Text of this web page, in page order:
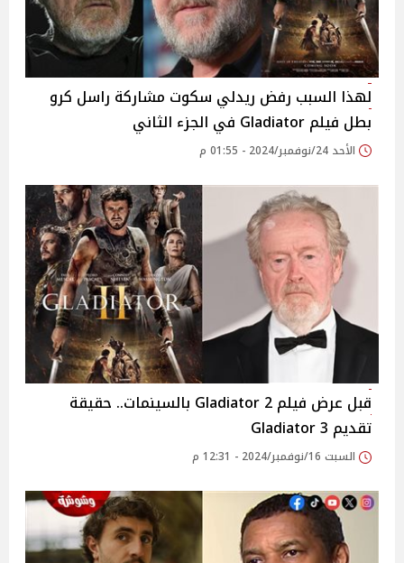
لهذا السبب رفض ريدلي سكوت مشاركة راسل كرو
بطل فيلم Gladiator في الجزء الثاني
الأحد 24/نوفمبر/2024 - 01:55 م
قبل عرض فيلم Gladiator 2 بالسينمات.. حقيقة
تقديم 3 Gladiator
السبت 16/نوفمبر/2024 - 12:31 م